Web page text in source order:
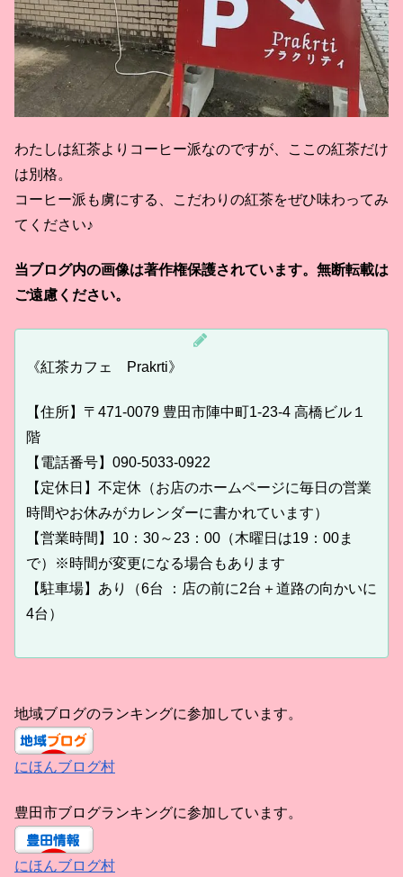
わたしは紅茶よりコーヒー派なのですが、ここの紅茶だけ
は別格。
コーヒー派も虜にする、こだわりの紅茶をぜひ味わってみ
てください♪
当ブログ内の画像は著作権保護されています。無断転載は
ご遠慮ください。
《紅茶カフェ Prakrti》
【住所】〒471-0079 豊田市陣中町1-23-4 高橋ビル１
階
【電話番号】090-5033-0922
【定休日】不定休（お店のホームページに毎日の営業
時間やお休みがカレンダーに書かれています）
【営業時間】10：30～23：00（木曜日は19：00ま
で）※時間が変更になる場合もあります
【駐車場】あり（6台 ：店の前に2台＋道路の向かいに
4台）
地域ブログのランキングに参加しています。
にほんブログ村
豊田市ブログランキングに参加しています。
にほんブログ村